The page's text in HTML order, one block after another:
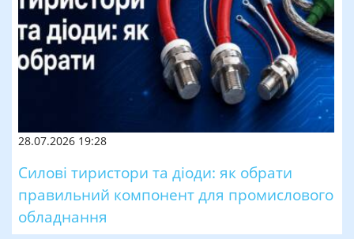
28.07.2026 19:28
Силові тиристори та діоди: як обрати
правильний компонент для промислового
обладнання